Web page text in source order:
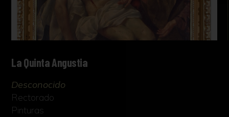
La Quinta Angustia
Desconocido
Rectorado
Pinturas